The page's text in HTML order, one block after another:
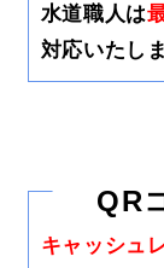
水道職人は
対応いたし
QR
キャッシュ